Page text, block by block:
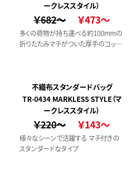
ークレススタイル）
￥682～ ￥473～
多くの荷物が持ち運べる約100mmの
折りたたみマチがついた厚手のコット
不織布スタンダードバッグ
TR-0434 MARKLESS STYLE（マ
ークレススタイル）
￥220～ ￥143～
様々なシーンで活躍する マチ付きの
スタンダードなタイプ